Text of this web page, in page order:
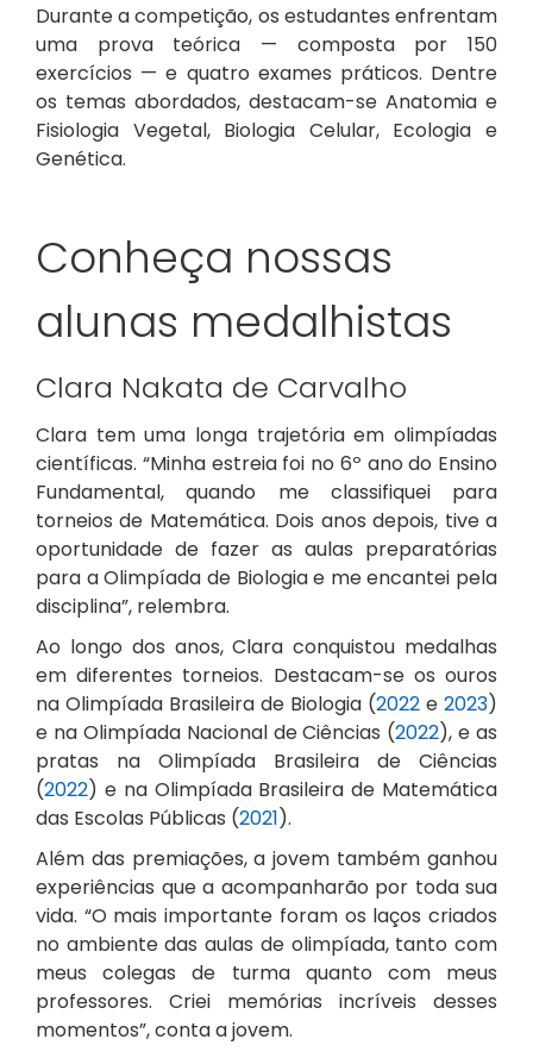
Durante a competição, os estudantes enfrentam
uma prova teórica — composta por 150
exercícios — e quatro exames práticos. Dentre
os temas abordados, destacam-se Anatomia e
Fisiologia Vegetal, Biologia Celular, Ecologia e
Genética.
Conheça nossas
alunas medalhistas
Clara Nakata de Carvalho
Clara tem uma longa trajetória em olimpíadas
científicas. “Minha estreia foi no 6º ano do Ensino
Fundamental, quando me classifiquei para
torneios de Matemática. Dois anos depois, tive a
oportunidade de fazer as aulas preparatórias
para a Olimpíada de Biologia e me encantei pela
disciplina”, relembra.
Ao longo dos anos, Clara conquistou medalhas
em diferentes torneios. Destacam-se os ouros
na Olimpíada Brasileira de Biologia (2022 e 2023)
e na Olimpíada Nacional de Ciências (2022), e as
pratas na Olimpíada Brasileira de Ciências
(2022) e na Olimpíada Brasileira de Matemática
das Escolas Públicas (2021).
Além das premiações, a jovem também ganhou
experiências que a acompanharão por toda sua
vida. “O mais importante foram os laços criados
no ambiente das aulas de olimpíada, tanto com
meus colegas de turma quanto com meus
professores. Criei memórias incríveis desses
momentos”, conta a jovem.